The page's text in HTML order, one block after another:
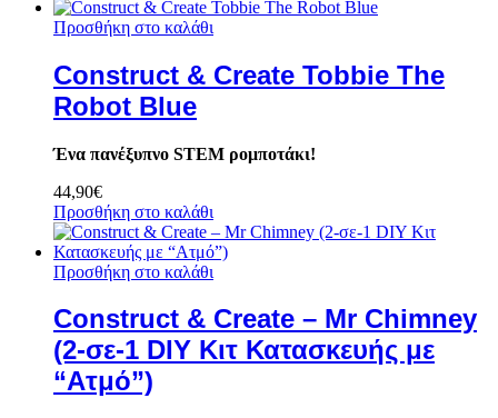
Προσθήκη στο καλάθι
Construct & Create Tobbie The
Robot Blue
Ένα πανέξυπνο STEM ρομποτάκι!
44,90€
Προσθήκη στο καλάθι
Προσθήκη στο καλάθι
Construct & Create – Mr Chimney
(2-σε-1 DIY Κιτ Κατασκευής με
“Ατμό”)